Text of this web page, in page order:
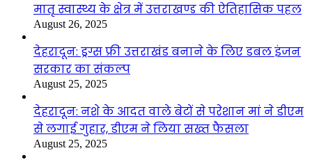
मातृ स्वास्थ्य के क्षेत्र में उत्तराखण्ड की ऐतिहासिक पहल
August 26, 2025
देहरादून: ड्रग्स फ्री उत्तराखंड बनाने के लिए डबल इंजन
सरकार का संकल्प
August 25, 2025
देहरादून: नशे के आदत वाले बेटों से परेशान मां ने डीएम
से लगाई गुहार, डीएम ने लिया सख्त फैसला
August 25, 2025